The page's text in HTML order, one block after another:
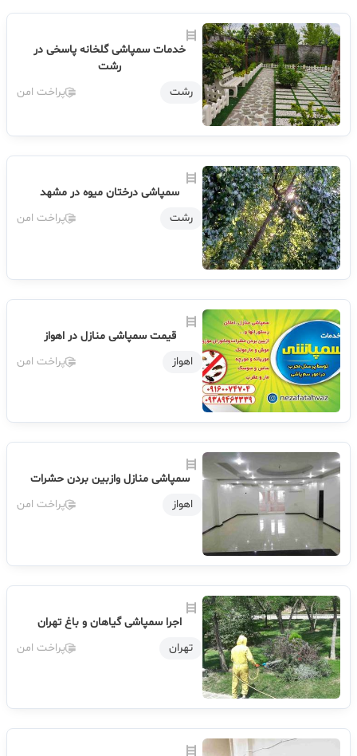
خدمات سمپاشی گلخانه پاسخی در
رشت
رشت
پراخت امن
سمپاشی درختان میوه در مشهد
رشت
پراخت امن
قیمت سمپاشی منازل در اهواز
اهواز
پراخت امن
سمپاشی منازل وازبین بردن حشرات
اهواز
پراخت امن
اجرا سمپاشی گیاهان و باغ تهران
تهران
پراخت امن